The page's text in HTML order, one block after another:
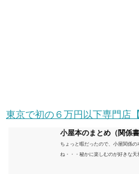
東京で初の６万円以下専門店
小屋本のまとめ（関係書
ちょっと暇だったので、小屋関係
ね・・・秘かに楽しむのが好きな